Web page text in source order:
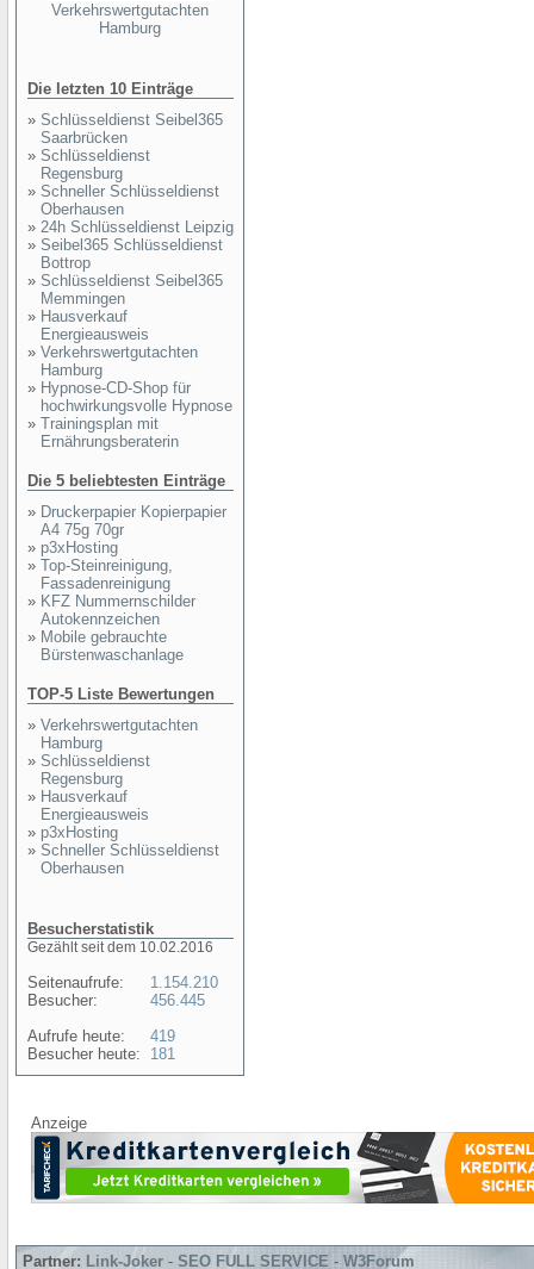
Verkehrswertgutachten
Hamburg
Die letzten 10 Einträge
» Schlüsseldienst Seibel365
Saarbrücken
» Schlüsseldienst
Regensburg
» Schneller Schlüsseldienst
Oberhausen
» 24h Schlüsseldienst Leipzig
» Seibel365 Schlüsseldienst
Bottrop
» Schlüsseldienst Seibel365
Memmingen
» Hausverkauf
Energieausweis
» Verkehrswertgutachten
Hamburg
» Hypnose-CD-Shop für
hochwirkungsvolle Hypnose
» Trainingsplan mit
Ernährungsberaterin
Die 5 beliebtesten Einträge
» Druckerpapier Kopierpapier
A4 75g 70gr
» p3xHosting
» Top-Steinreinigung,
Fassadenreinigung
» KFZ Nummernschilder
Autokennzeichen
» Mobile gebrauchte
Bürstenwaschanlage
TOP-5 Liste Bewertungen
» Verkehrswertgutachten
Hamburg
» Schlüsseldienst
Regensburg
» Hausverkauf
Energieausweis
» p3xHosting
» Schneller Schlüsseldienst
Oberhausen
Besucherstatistik
Gezählt seit dem 10.02.2016
Seitenaufrufe:
Besucher:
Aufrufe heute:
Besucher heute:
1.154.210
456.445
419
181
Anzeige
Partner: Link-Joker - SEO FULL SERVICE - W3Forum